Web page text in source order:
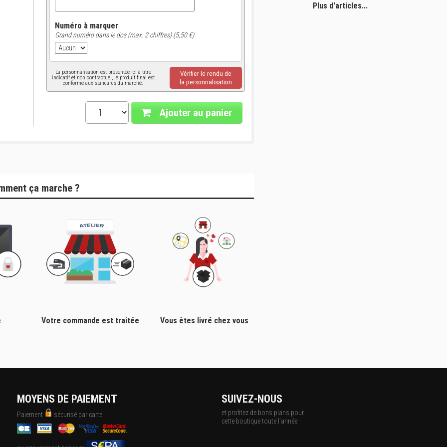
Numéro à marquer
Grand numéro dans le dos (max. 2 chiffres) (5,50 €)
La personnalisation est présentée ici à titre
indicatif et non contractuel, le produit final est
conforme aux standards du marché.
Vérifier le rendu de
la personnalisation
Ajouter au panier
ça marche ?
Votre commande est traitée Vous êtes livré chez vous
Plus d'articles...
MOYENS DE PAIEMENT
Paiement sécurisé par carte
SUIVEZ-NOUS
et profitez de bons plans pour
cette boutique toute l'année